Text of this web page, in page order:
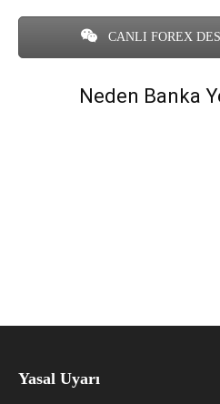
CANLI FOREX
Neden Banka
Yasal Uyarı